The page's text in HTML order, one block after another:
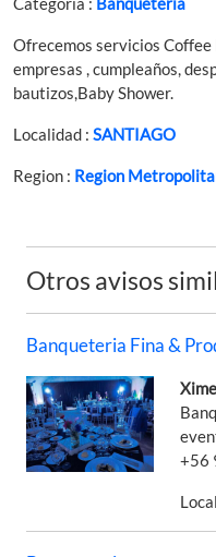
Ofrecemos servicios Coffee
empresas , cumpleaños,
bautizos,Baby Shower.
Localidad : SANTIAGO
Region : Region
Otros avisos
Banqueteria Fina &
+56